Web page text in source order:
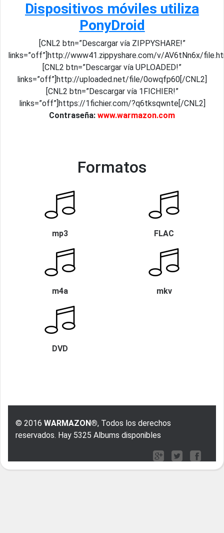
Dispositivos móviles utiliza
PonyDroid
[CNL2 btn=”Descargar vía ZIPPYSHARE!”
links=”off”]http://www41.zippyshare.com/v/AV6tNn6x/
[CNL2 btn=”Descargar vía UPLOADED!”
links=”off”]http://uploaded.net/file/0owqfp60[/CNL2]
[CNL2 btn=”Descargar vía 1FICHIER!”
links=”off”]https://1fichier.com/?q6tksqwnte[/CNL2]
Contraseña: www.warmazon.com
Formatos
mp3 FLAC
m4a mkv
DVD
© 2016 WARMAZON®, Todos los derechos
reservados. Hay 5325 Albums disponibles